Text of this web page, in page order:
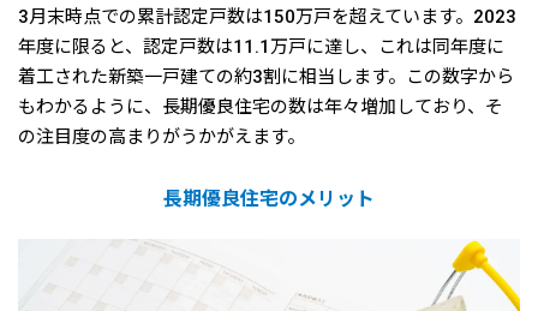
3月末時点での累計認定戸数は150万戸を超えています。2023
年度に限ると、認定戸数は11.1万戸に達し、これは同年度に
着工された新築一戸建ての約3割に相当します。この数字から
もわかるように、長期優良住宅の数は年々増加しており、そ
の注目度の高まりがうかがえます。
長期優良住宅のメリット